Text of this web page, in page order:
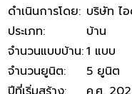
ดำเนินการโดย: บริษัท ไ
ประเภท:
บ้าน
จำนวนแบบบ้าน:1 แบบ
จำนวนยูนิต:
5 ยูนิต